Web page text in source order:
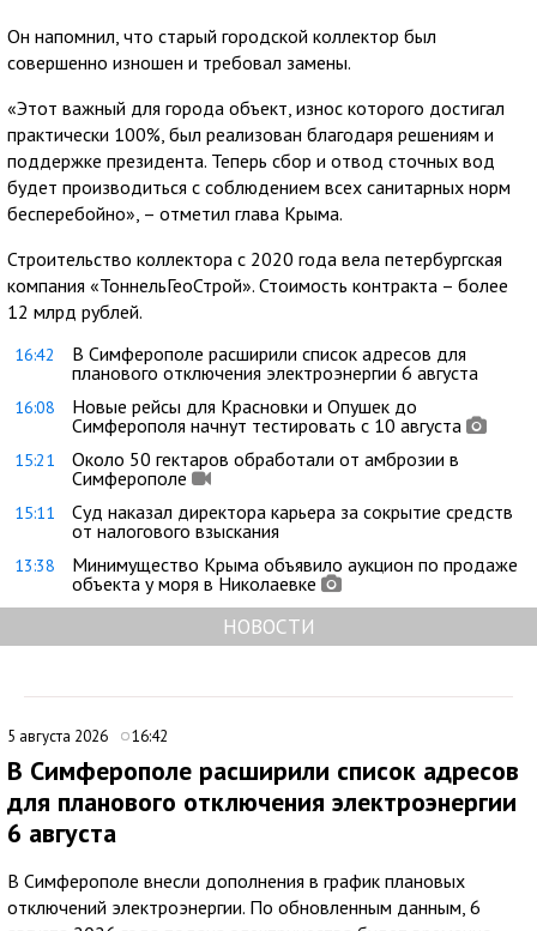
Он напомнил, что старый городской коллектор был
совершенно изношен и требовал замены.
«Этот важный для города объект, износ которого достигал
практически 100%, был реализован благодаря решениям и
поддержке президента. Теперь сбор и отвод сточных вод
будет производиться с соблюдением всех санитарных норм
бесперебойно», – отметил глава Крыма.
Строительство коллектора с 2020 года вела петербургская
компания «ТоннельГеоСтрой». Стоимость контракта – более
12 млрд рублей.
16:42
В Симферополе расширили список адресов для
планового отключения электроэнергии 6 августа
16:08
Новые рейсы для Красновки и Опушек до
Симферополя начнут тестировать с 10 августа
15:21
Около 50 гектаров обработали от амброзии в
Симферополе
15:11
Суд наказал директора карьера за сокрытие средств
от налогового взыскания
13:38
Минимущество Крыма объявило аукцион по продаже
объекта у моря в Николаевке
НОВОСТИ
5 августа 2026 16:42
В Симферополе расширили список адресов
для планового отключения электроэнергии
6 августа
В Симферополе внесли дополнения в график плановых
отключений электроэнергии. По обновленным данным, 6